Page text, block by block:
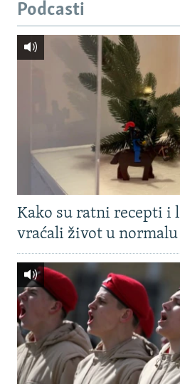
Podcasti
Kako su ratni recepti i
vraćali život u normalu